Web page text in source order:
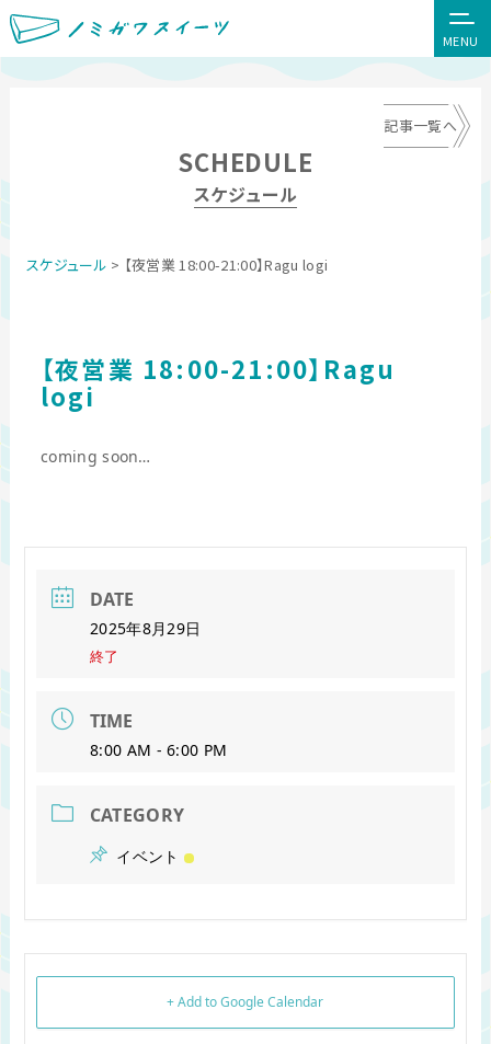
MENU
SCHEDULE
スケジュール
記事一覧へ
スケジュール > 【夜営業 18:00-21:00】Ragu logi
【夜営業 18:00-21:00】Ragu
logi
coming soon…
DATE
2025年8月29日
終了
TIME
8:00 AM - 6:00 PM
CATEGORY
イベント
+ Add to Google Calendar